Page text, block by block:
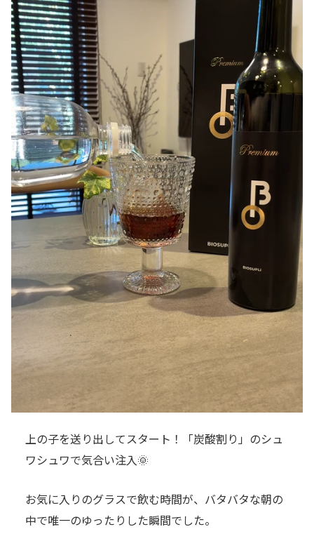
上の子を送り出してスタート！「炭酸割り」のシュ
ワシュワで気合い注入🌞
お気に入りのグラスで飲む時間が、バタバタな朝の
中で唯一のゆったりした瞬間でした。